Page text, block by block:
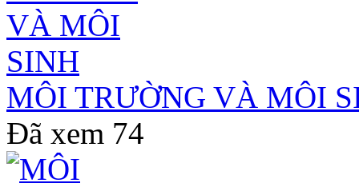
MÔI TRƯỜNG VÀ MÔI
Đã xem 74